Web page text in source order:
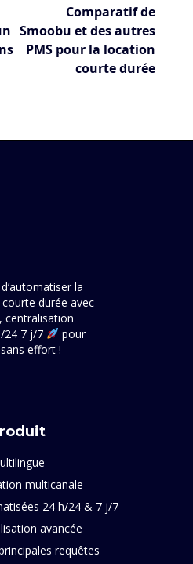
Comparatif de
Smoobu et des autres
PMS pour la location
courte durée
la
durée avec
centralisation
24 7 j/7
pour
effort !
multicanale
24 h/24 & 7 j/7
avancée
requêtes